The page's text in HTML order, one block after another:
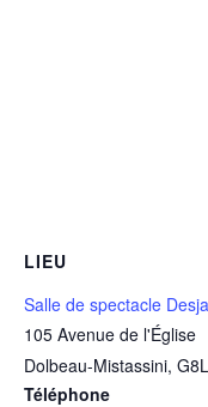
LIEU
Salle de spectacle
105 Avenue de l'Église
Dolbeau-Mistassini,
Téléphone